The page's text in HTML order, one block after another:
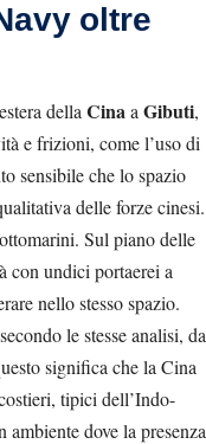
oltre
della Cinaa Gibuti,
e frizioni, come l’uso di
sensibile che lo spazio
delle forze cinesi.
Sul piano delle
con undici portaerei a
nello stesso spazio.
le stesse analisi, da
significa che la Cina
tipici dell’Indo-
dove la presenza